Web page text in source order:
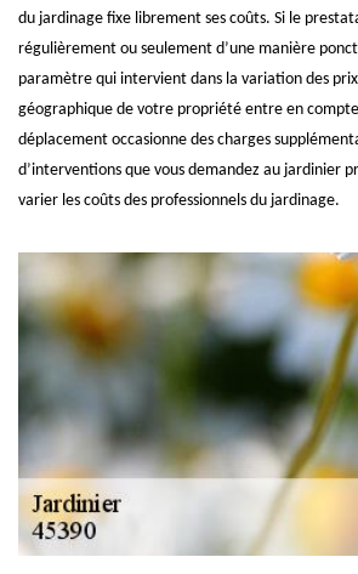
du jardinage fixe librement ses coûts. Si le
régulièrement ou seulement d’une manière
paramètre qui intervient dans la variation des
géographique de votre propriété entre en
déplacement occasionne des charges
d’interventions que vous demandez au jardinier
varier les coûts des professionnels du jardinage.